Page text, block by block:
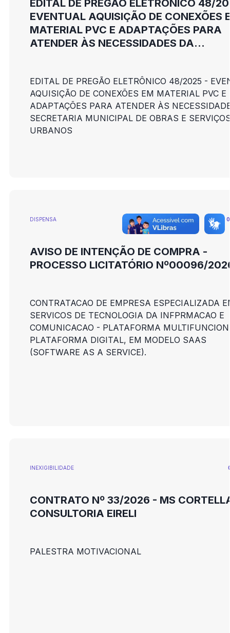
EDITAL DE PREGÃO ELETRÔNICO 48/
EVENTUAL AQUISIÇÃO DE CONEXÕES
MATERIAL PVC E ADAPTAÇÕES PARA
ATENDER ÀS NECESSIDADES DA
EDITAL DE PREGÃO ELETRÔNICO 48/2025 -
AQUISIÇÃO DE CONEXÕES EM MATERIAL PVC E
ADAPTAÇÕES PARA ATENDER ÀS
SECRETARIA MUNICIPAL DE OBRAS E
URBANOS
DISPENSA
AVISO DE INTENÇÃO DE COMPRA -
PROCESSO LICITATÓRIO Nº00096/
CONTRATACAO DE EMPRESA ESPECIALIZADA
SERVICOS DE TECNOLOGIA DA INFPRMACAO E
COMUNICACAO - PLATAFORMA
PLATAFORMA DIGITAL, EM MODELO SAAS
(SOFTWARE AS A SERVICE).
INEXIGIBILIDADE
CONTRATO Nº 33/2026 - MS
CONSULTORIA EIRELI
PALESTRA MOTIVACIONAL